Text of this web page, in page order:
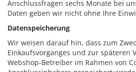
Anschlussfragen sechs Monate bei
Daten geben wir nicht ohne Ihre
Datenspeicherung
Wir weisen darauf hin, dass zum
Einkaufsvorganges und zur späteren
Webshop-Betreiber im Rahmen von